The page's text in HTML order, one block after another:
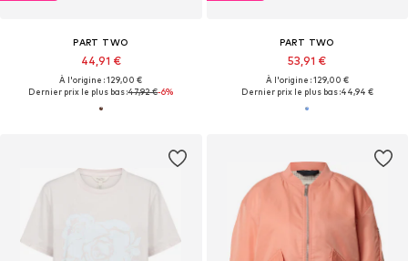
PART TWO
44,91 €
À l'origine : 129,00 €
Dernier prix le plus bas :47,92 €-6%
PART TWO
53,91 €
À l'origine : 129,00 €
Dernier prix le plus bas :44,94 €